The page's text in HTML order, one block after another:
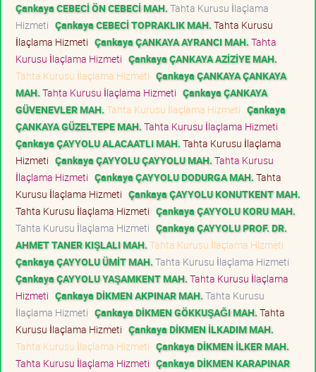
Çankaya CEBECİ ÖN CEBECİ MAH. Tahta Kurusu İlaçlama
Hizmeti Çankaya CEBECİ TOPRAKLIK MAH. Tahta Kurusu
İlaçlama Hizmeti Çankaya ÇANKAYA AYRANCI MAH. Tahta
Kurusu İlaçlama Hizmeti Çankaya ÇANKAYA AZİZİYE MAH.
Tahta Kurusu İlaçlama Hizmeti Çankaya ÇANKAYA ÇANKAYA
MAH. Tahta Kurusu İlaçlama Hizmeti Çankaya ÇANKAYA
GÜVENEVLER MAH. Tahta Kurusu İlaçlama Hizmeti Çankaya
ÇANKAYA GÜZELTEPE MAH. Tahta Kurusu İlaçlama Hizmeti
Çankaya ÇAYYOLU ALACAATLI MAH. Tahta Kurusu İlaçlama
Hizmeti Çankaya ÇAYYOLU ÇAYYOLU MAH. Tahta Kurusu
İlaçlama Hizmeti Çankaya ÇAYYOLU DODURGA MAH. Tahta
Kurusu İlaçlama Hizmeti Çankaya ÇAYYOLU KONUTKENT MAH.
Tahta Kurusu İlaçlama Hizmeti Çankaya ÇAYYOLU KORU MAH.
Tahta Kurusu İlaçlama Hizmeti Çankaya ÇAYYOLU PROF. DR.
AHMET TANER KIŞLALI MAH. Tahta Kurusu İlaçlama Hizmeti
Çankaya ÇAYYOLU ÜMİT MAH. Tahta Kurusu İlaçlama Hizmeti
Çankaya ÇAYYOLU YAŞAMKENT MAH. Tahta Kurusu İlaçlama
Hizmeti Çankaya DİKMEN AKPINAR MAH. Tahta Kurusu
İlaçlama Hizmeti Çankaya DİKMEN GÖKKUŞAĞI MAH. Tahta
Kurusu İlaçlama Hizmeti Çankaya DİKMEN İLKADIM MAH.
Tahta Kurusu İlaçlama Hizmeti Çankaya DİKMEN İLKER MAH.
Tahta Kurusu İlaçlama Hizmeti Çankaya DİKMEN KARAPINAR